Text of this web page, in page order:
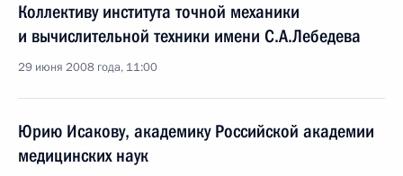
Коллективу института точной механики
и вычислительной техники имени С.А.Лебедева
29 июня 2008 года, 11:00
Юрию Исакову, академику Российской академии
медицинских наук